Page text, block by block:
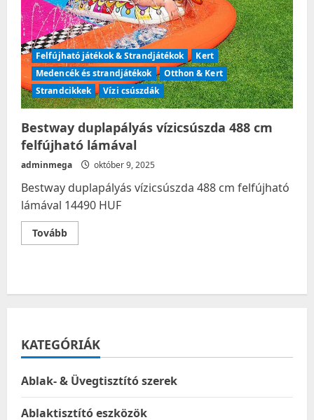
Felfújható játékok & Strandjátékok
Kert
Medencék és strandjátékok
Otthon & Kert
Strandcikkek
Vízi csúszdák
Bestway duplapályás vízicsúszda 488 cm
felfújható lámával
adminmega október 9, 2025
Bestway duplapályás vízicsúszda 488 cm felfújható
lámával 14490 HUF
TovábbRead
more
488
KATEGÓRIÁK
Ablak- & Üvegtisztító szerek
Ablaktisztító eszközök